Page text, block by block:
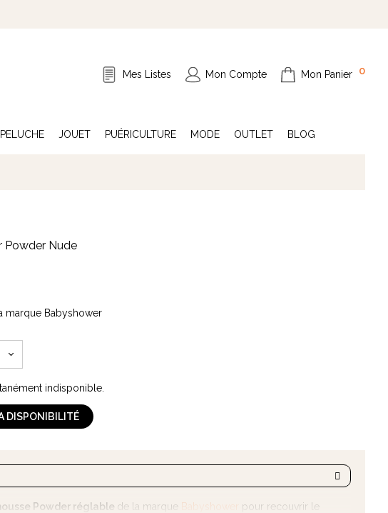
Mes Listes Mon Compte Mon Panier 0
JOUET PUÉRICULTURE MODE OUTLET BLOG
Powder Nude
marque Babyshower
indisponible.
DISPONIBILITÉ
Powder réglable de la marque Babyshower pour recouvrir le